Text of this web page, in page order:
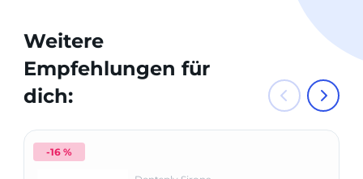
Weitere
Empfehlungen für
dich:
-16 %